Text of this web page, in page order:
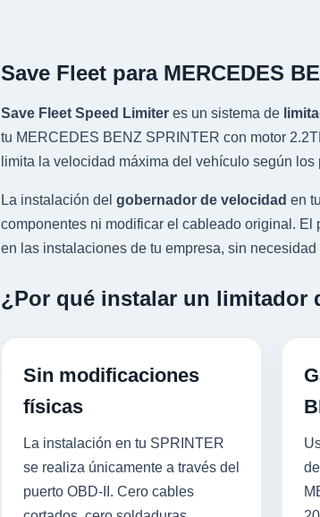
Save Fleet para MERCEDES
Save Fleet Speed Limiter es un sistema de
tu MERCEDES BENZ SPRINTER con motor
limita la velocidad máxima del vehículo según
La instalación del gobernador de velocidad en
componentes ni modificar el cableado original.
en las instalaciones de tu empresa, sin
¿Por qué instalar un limitador
Sin modificaciones
físicas
La instalación en tu SPRINTER
se realiza únicamente a través del
puerto OBD-II. Cero cables